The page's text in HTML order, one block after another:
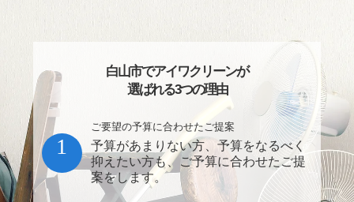
白山市でアイワクリーンが
選ばれる3つの理由
ご要望の予算に合わせたご提案
予算があまりない方、予算をなるべく
抑えたい方も、ご予算に合わせたご提
案をします。
1